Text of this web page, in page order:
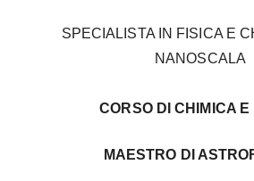
SPECIALISTA IN FISICA E
NANOSCALA
CORSO DI CHIMICA E
MAESTRO DI